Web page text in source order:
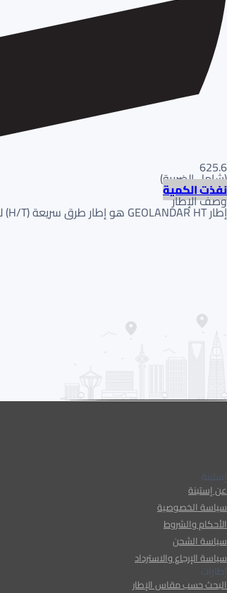
625.6
(شامل الضريبة)
نفذت الكمية
وصف الإطار
إطار GEOLANDAR HT هو إطار طرق سريعة (H/T) للشاحنات/الدفع الرباعي. يركز على التحكم المستقر على الطريق وعمر دعسة طويل. يوفر تماسكاً موثوقاً به في جميع الفصول.
إستبنة
عن إستبنة
سياسة الخصوصية
الأحكام والشروط
سياسة الشحن
سياسة الإرجاع والاسترداد
إطارات
البحث حسب مقاس الإطار